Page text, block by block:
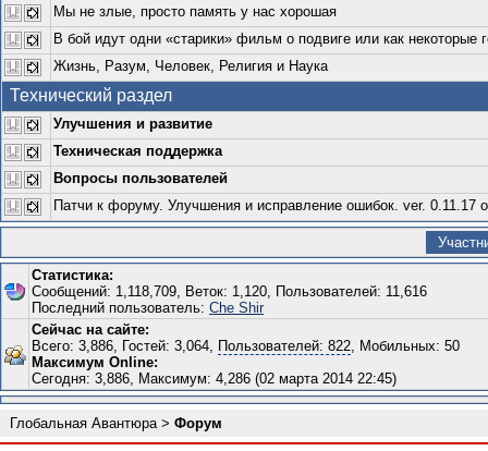
Мы не злые, просто память у нас хорошая
В бой идут одни «старики» фильм о подвиге или как некоторые
Жизнь, Разум, Человек, Религия и Наука
Технический раздел
Улучшения и развитие
Техническая поддержка
Вопросы пользователей
Патчи к форуму. Улучшения и исправление ошибок. ver. 0.11.17
Статистика:
Сообщений: 1,118,709, Веток: 1,120, Пользователей: 11,616
Последний пользователь: Che Shir
Сейчас на сайте:
Всего: 3,886, Гостей: 3,064, Пользователей: 822, Мобильных: 50
Максимум Online:
Сегодня: 3,886, Максимум: 4,286 (02 марта 2014 22:45)
Глобальная Авантюра> Форум